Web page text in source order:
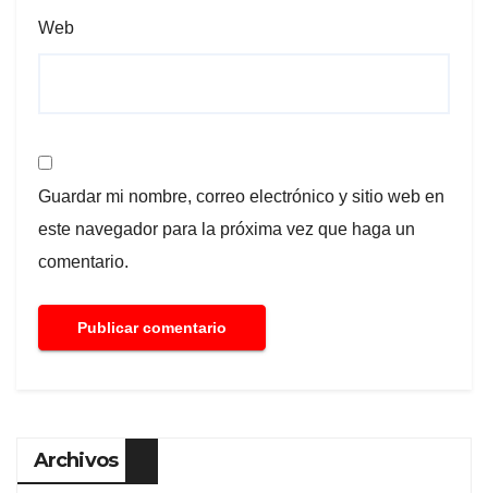
Web
Guardar mi nombre, correo electrónico y sitio web en
este navegador para la próxima vez que haga un
comentario.
Archivos